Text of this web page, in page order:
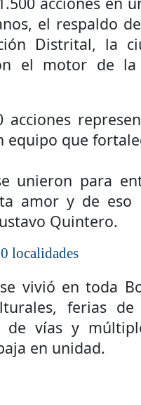
ayudas técnicas
LOS CAFEs DE
Estudiantes de barranquilla
En Pereira Cada peso
solo dos años y siete
Aeropuerto Internacional
la ruta Bogotá – Pereira
Operacion exitosa del
Caldas fortalece el
el respaldo
Distrital, la
el motor de
equipo que
unieron para
amor y de
Quintero.
localidades
vivió en toda
ferias
de vías y
en unidad.